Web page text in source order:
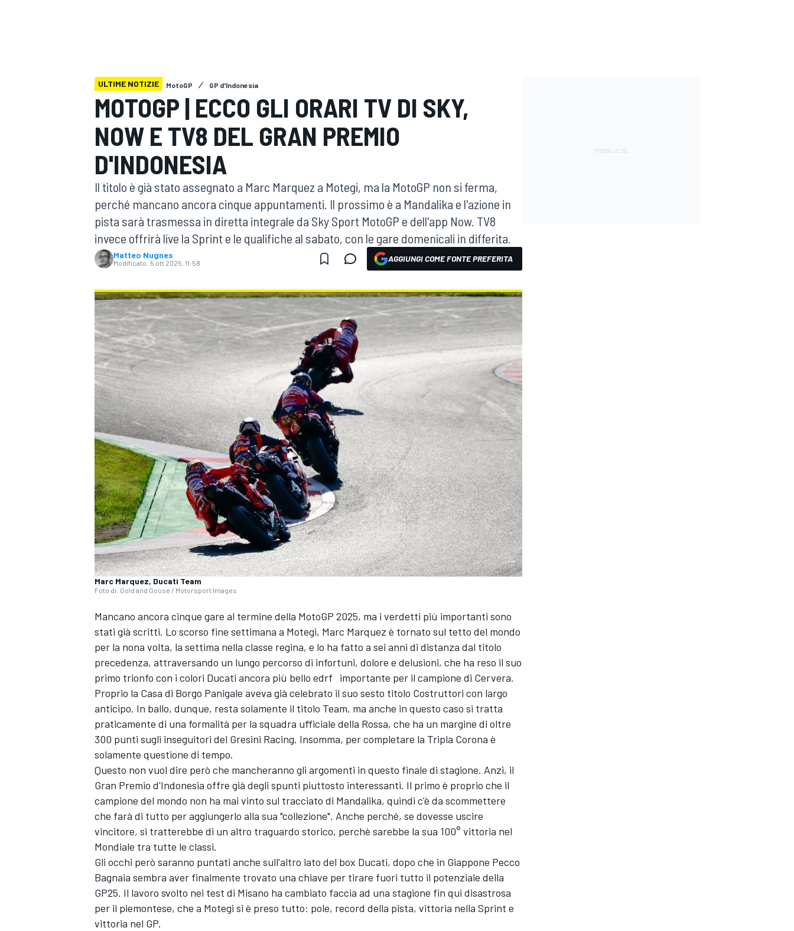
WRC
MONOPOSTO
ULTIME NOTIZIE MotoGP GP d'Indonesia
MOTOGP | ECCO GLI ORARI TV DI SKY,
NOW E TV8 DEL GRAN PREMIO
D'INDONESIA
Il titolo è già stato assegnato a Marc Marquez a Motegi, ma la MotoGP non si ferma,
perché mancano ancora cinque appuntamenti. Il prossimo è a Mandalika e l'azione in
pista sarà trasmessa in diretta integrale da Sky Sport MotoGP e dell'app Now. TV8
invece offrirà live la Sprint e le qualifiche al sabato, con le gare domenicali in differita.
Matteo Nugnes
Modificato: 5 ott 2025, 11:58 AGGIUNGI COME FONTE PREFERITA
Marc Marquez, Ducati Team
Foto di: Gold and Goose / Motorsport Images
Mancano ancora cinque gare al termine della MotoGP 2025, ma i verdetti più importanti sono
stati già scritti. Lo scorso fine settimana a Motegi, Marc Marquez è tornato sul tetto del mondo
per la nona volta, la settima nella classe regina, e lo ha fatto a sei anni di distanza dal titolo
precedenza, attraversando un lungo percorso di infortuni, dolore e delusioni, che ha reso il suo
primo trionfo con i colori Ducati ancora più bello edrf importante per il campione di Cervera.
Proprio la Casa di Borgo Panigale aveva già celebrato il suo sesto titolo Costruttori con largo
anticipo. In ballo, dunque, resta solamente il titolo Team, ma anche in questo caso si tratta
praticamente di una formalità per la squadra ufficiale della Rossa, che ha un margine di oltre
300 punti sugli inseguitori del Gresini Racing. Insomma, per completare la Tripla Corona è
solamente questione di tempo.
Questo non vuol dire però che mancheranno gli argomenti in questo finale di stagione. Anzi, il
Gran Premio d'Indonesia offre già degli spunti piuttosto interessanti. Il primo è proprio che il
campione del mondo non ha mai vinto sul tracciato di Mandalika, quindi c'è da scommettere
che farà di tutto per aggiungerlo alla sua "collezione". Anche perché, se dovesse uscire
vincitore, si tratterebbe di un altro traguardo storico, perchè sarebbe la sua 100° vittoria nel
Mondiale tra tutte le classi.
Gli occhi però saranno puntati anche sull'altro lato del box Ducati, dopo che in Giappone Pecco
Bagnaia sembra aver finalmente trovato una chiave per tirare fuori tutto il potenziale della
GP25. Il lavoro svolto nei test di Misano ha cambiato faccia ad una stagione fin qui disastrosa
per il piemontese, che a Motegi si è preso tutto: pole, record della pista, vittoria nella Sprint e
vittoria nel GP.